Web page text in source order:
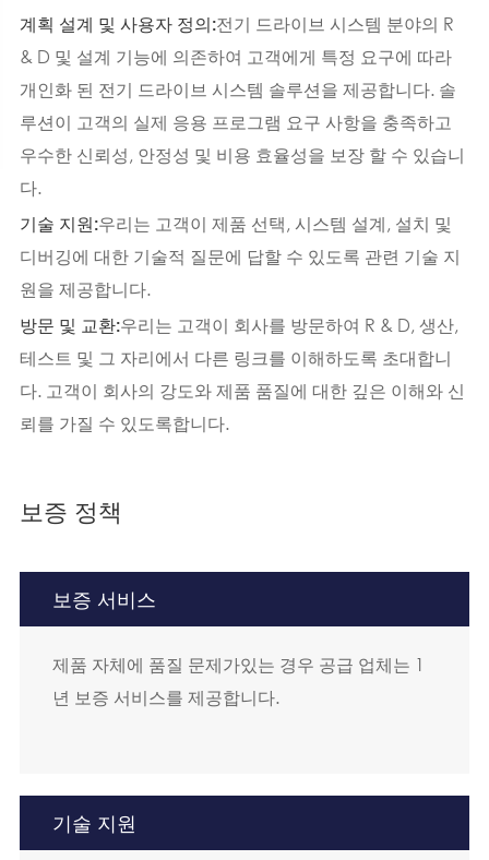
계획 설계 및 사용자 정의:전기 드라이브 시스템 분야의 R
& D 및 설계 기능에 의존하여 고객에게 특정 요구에 따라
개인화 된 전기 드라이브 시스템 솔루션을 제공합니다. 솔
루션이 고객의 실제 응용 프로그램 요구 사항을 충족하고
우수한 신뢰성, 안정성 및 비용 효율성을 보장 할 수 있습니
다.
기술 지원:우리는 고객이 제품 선택, 시스템 설계, 설치 및
디버깅에 대한 기술적 질문에 답할 수 있도록 관련 기술 지
원을 제공합니다.
방문 및 교환:우리는 고객이 회사를 방문하여 R & D, 생산,
테스트 및 그 자리에서 다른 링크를 이해하도록 초대합니
다. 고객이 회사의 강도와 제품 품질에 대한 깊은 이해와 신
뢰를 가질 수 있도록합니다.
보증 정책
보증 서비스
제품 자체에 품질 문제가있는 경우 공급 업체는 1
년 보증 서비스를 제공합니다.
기술 지원